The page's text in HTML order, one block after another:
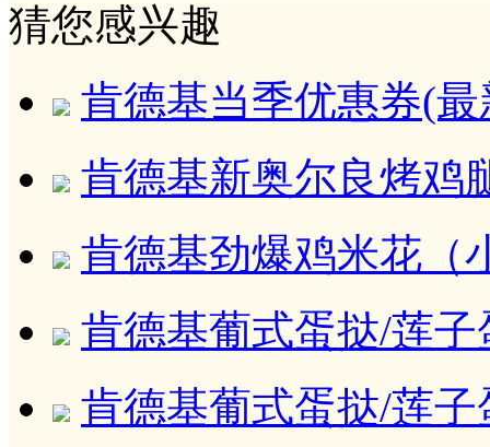
猜您感兴趣
肯德基当季优惠券(最
肯德基新奥尔良烤鸡
肯德基劲爆鸡米花（
肯德基葡式蛋挞/莲
肯德基葡式蛋挞/莲